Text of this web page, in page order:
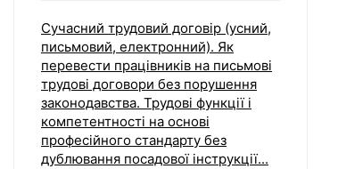
Сучасний трудовий договір (усний,
письмовий, електронний). Як
перевести працівників на письмові
трудові договори без порушення
законодавства. Трудові функції і
компетентності на основі
професійного стандарту без
дублювання посадової інструкції...